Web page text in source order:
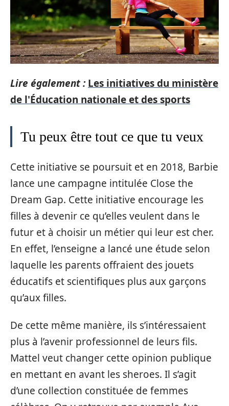
Lire également : Les initiatives du ministère
de l'Éducation nationale et des sports
Tu peux être tout ce que tu veux
Cette initiative se poursuit et en 2018, Barbie
lance une campagne intitulée Close the
Dream Gap. Cette initiative encourage les
filles à devenir ce qu’elles veulent dans le
futur et à choisir un métier qui leur est cher.
En effet, l’enseigne a lancé une étude selon
laquelle les parents offraient des jouets
éducatifs et scientifiques plus aux garçons
qu’aux filles.
De cette même manière, ils s’intéressaient
plus à l’avenir professionnel de leurs fils.
Mattel veut changer cette opinion publique
en mettant en avant les sheroes. Il s’agit
d’une collection constituée de femmes